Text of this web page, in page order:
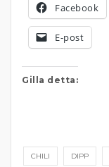
Facebook
E-post
Gilla detta:
CHILI DIPP